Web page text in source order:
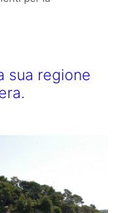
sua regione